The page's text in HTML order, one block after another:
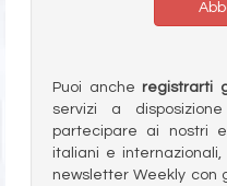
Puoi anche registrarti
servizi a
partecipare ai nostri
italiani e
newsletter Weekly con